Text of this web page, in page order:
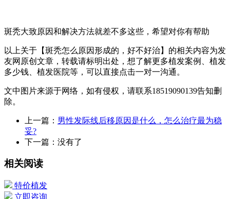
斑秃大致原因和解决方法就差不多这些，希望对你有帮助
以上关于【斑秃怎么原因形成的，好不好治】的相关内容为发
友网原创文章，转载请标明出处，想了解更多植发案例、植发
多少钱、植发医院等，可以直接点击一对一沟通。
文中图片来源于网络，如有侵权，请联系18519090139告知删
除。
上一篇： 男性发际线后移原因是什么，怎么治疗最为稳
妥?
下一篇：没有了
相关阅读
特价植发
立即咨询